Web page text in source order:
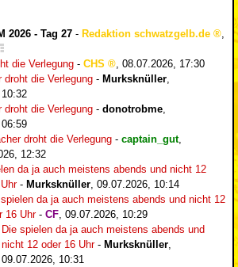
2026 - Tag 27 - Redaktion schwatzgelb.de
die Verlegung - CHS
08.07.2026, 17:30
droht die Verlegung - Murksknüller
droht die Verlegung - donotrobme
droht die Verlegung - captain_gut,
12:32
da ja auch meistens abends und nicht 12
- Murksknüller 09.07.2026, 10:14
spielen da ja auch meistens abends und nicht 12
16 Uhr- CF 09.07.2026, 10:29
Die spielen da ja auch meistens abends und
nicht 12 oder 16 Uhr- Murksknüller
09.07.2026, 10:31